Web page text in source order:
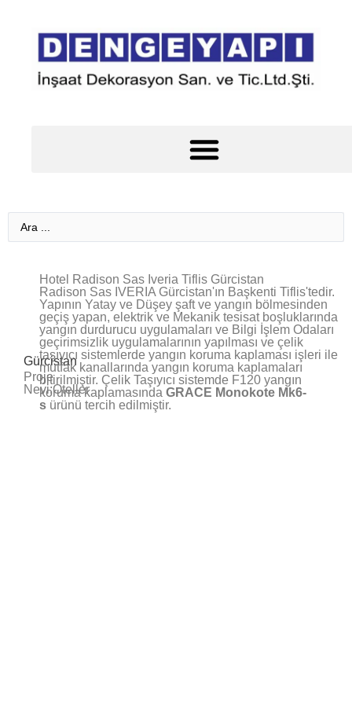
Gürcistan
Proje
Nevi:Oteller
Hotel Radison Sas Iveria Tiflis Gürcistan
Radison Sas IVERIA Gürcistan'ın Başkenti Tiflis'tedir.
Yapının Yatay ve Düşey şaft ve yangın bölmesinden
geçiş yapan, elektrik ve Mekanik tesisat boşluklarında
yangın durdurucu uygulamaları ve Bilgi İşlem Odaları
geçirimsizlik uygulamalarının yapılması ve çelik
taşıyıcı sistemlerde yangın koruma kaplaması işleri ile
mutfak kanallarında yangın koruma kaplamaları
bitirilmiştir. Çelik Taşıyıcı sistemde F120 yangın
koruma kaplamasında GRACE Monokote Mk6-
s ürünü tercih edilmiştir.